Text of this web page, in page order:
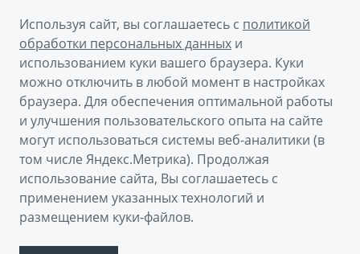
OKAVANGO
MONJARO
Новости
Наша команда
Правовая информация
Контакты
Мы в соцсетях
© 2026
Официальный сайт Geely в России
Политика обработки персональных данных
Правовая информация
Используя сайт, вы соглашаетесь с политикой
обработки персональных данных и
использованием куки вашего браузера. Куки
можно отключить в любой момент в настройках
браузера. Для обеспечения оптимальной работы
и улучшения пользовательского опыта на сайте
могут использоваться системы веб-аналитики (в
том числе Яндекс.Метрика). Продолжая
использование сайта, Вы соглашаетесь с
применением указанных технологий и
размещением куки-файлов.